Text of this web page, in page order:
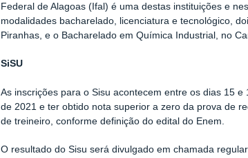
Federal de Alagoas (Ifal) é uma destas instituições e
modalidades bacharelado, licenciatura e tecnológico,
Piranhas, e o Bacharelado em Química Industrial, no
SiSU
As inscrições para o Sisu acontecem entre os dias 15
de 2021 e ter obtido nota superior a zero da prova de
de treineiro, conforme definição do edital do Enem.
O resultado do Sisu será divulgado em chamada